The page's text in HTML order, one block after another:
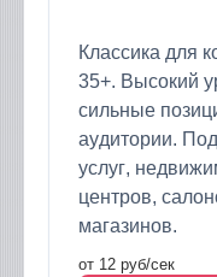
Классика для
35+. Высокий
сильные
аудитории.
услуг,
центров,
магазинов.
от 12 руб/сек